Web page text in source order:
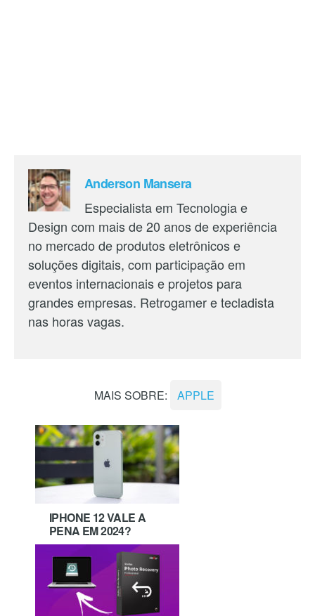
Anderson Mansera
Especialista em Tecnologia e
Design com mais de 20 anos de experiência
no mercado de produtos eletrônicos e
soluções digitais, com participação em
eventos internacionais e projetos para
grandes empresas. Retrogamer e tecladista
nas horas vagas.
MAIS SOBRE: APPLE
IPHONE 12 VALE A
PENA EM 2024?